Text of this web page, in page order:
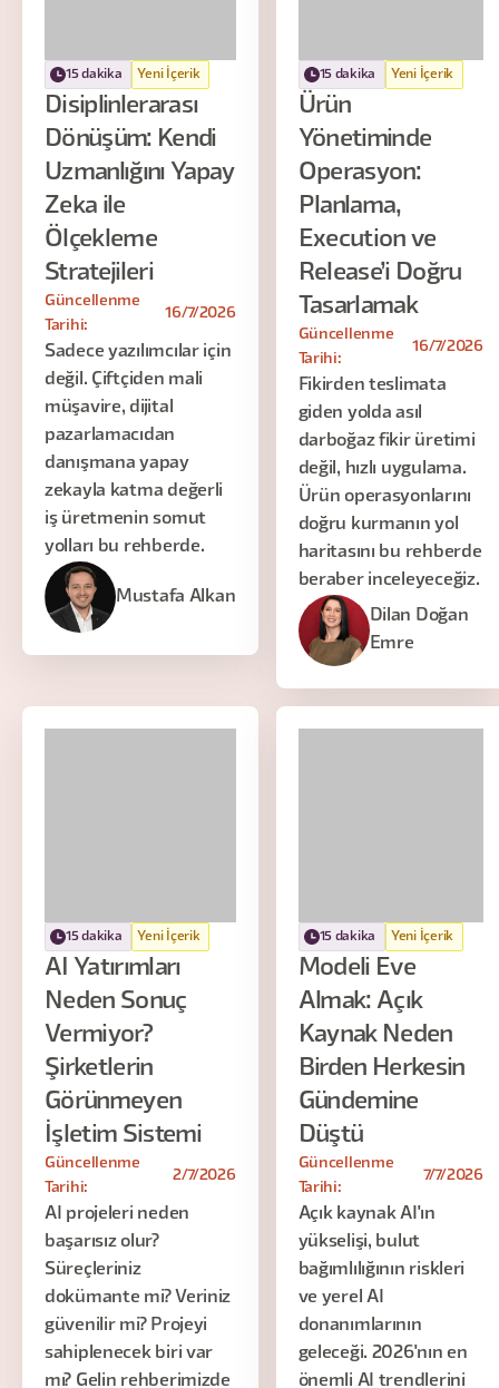
15 dakika Yeni İçerik
Disiplinlerarası
Dönüşüm: Kendi
Uzmanlığını Yapay
Zeka ile
Ölçekleme
Stratejileri
Güncellenme
Tarihi:
16/7/2026
Sadece yazılımcılar için
değil. Çiftçiden mali
müşavire, dijital
pazarlamacıdan
danışmana yapay
zekayla katma değerli
iş üretmenin somut
yolları bu rehberde.
Mustafa Alkan
15 dakika Yeni İçerik
Ürün
Yönetiminde
Operasyon:
Planlama,
Execution ve
Release’i Doğru
Tasarlamak
Güncellenme
Tarihi:
16/7/2026
Fikirden teslimata
giden yolda asıl
darboğaz fikir üretimi
değil, hızlı uygulama.
Ürün operasyonlarını
doğru kurmanın yol
haritasını bu rehberde
beraber inceleyeceğiz.
Dilan Doğan
Emre
15 dakika Yeni İçerik
AI Yatırımları
Neden Sonuç
Vermiyor?
Şirketlerin
Görünmeyen
İşletim Sistemi
Güncellenme
Tarihi:
2/7/2026
AI projeleri neden
başarısız olur?
Süreçleriniz
dokümante mi? Veriniz
güvenilir mi? Projeyi
sahiplenecek biri var
mı? Gelin rehberimizde
15 dakika Yeni İçerik
Modeli Eve
Almak: Açık
Kaynak Neden
Birden Herkesin
Gündemine
Düştü
Güncellenme
Tarihi:
7/7/2026
Açık kaynak AI'ın
yükselişi, bulut
bağımlılığının riskleri
ve yerel AI
donanımlarının
geleceği. 2026'nın en
önemli AI trendlerini